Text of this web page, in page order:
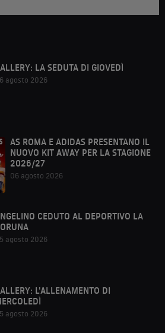
LA SEDUTA DI GIOVEDÌ
agosto 2026
AS ROMA E ADIDAS PRESENTANO IL
NUOVO KIT AWAY PER LA STAGIONE
2026/27
06 agosto 2026
CEDUTO AL DEPORTIVO LA
agosto 2026
L'ALLENAMENTO DI
agosto 2026